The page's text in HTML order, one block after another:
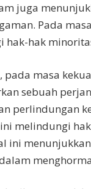
juga
Pada
hak-hak
pada masa
sebuah
perlindungan
melindungi
ini